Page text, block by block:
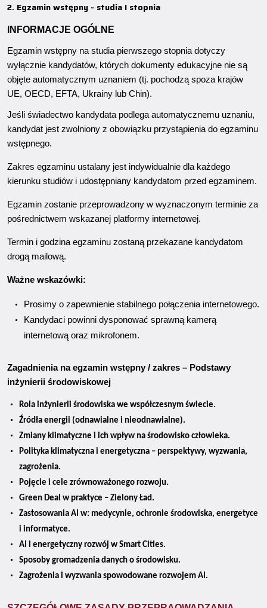
2. Egzamin wstępny - studia I stopnia
INFORMACJE OGÓLNE
Egzamin wstępny na studia pierwszego stopnia dotyczy
wyłącznie kandydatów, których dokumenty edukacyjne nie są
objęte automatycznym uznaniem (tj. pochodzą spoza krajów
UE, OECD, EFTA, Ukrainy lub Chin).
Jeśli świadectwo kandydata podlega automatycznemu uznaniu,
kandydat jest zwolniony z obowiązku przystąpienia do egzaminu
wstępnego.
Zakres egzaminu ustalany jest indywidualnie dla każdego
kierunku studiów i udostępniany kandydatom przed egzaminem.
Egzamin zostanie przeprowadzony w wyznaczonym terminie za
pośrednictwem wskazanej platformy internetowej.
Termin i godzina egzaminu zostaną przekazane kandydatom
drogą mailową.
Ważne wskazówki:
Prosimy o zapewnienie stabilnego połączenia internetowego.
Kandydaci powinni dysponować sprawną kamerą
internetową oraz mikrofonem.
Zagadnienia na egzamin wstępny / zakres – Podstawy
inżynierii środowiskowej
Rola inżynierii środowiska we współczesnym świecie.
Źródła energii (odnawialne i nieodnawialne).
Zmiany klimatyczne i ich wpływ na środowisko człowieka.
Polityka klimatyczna i energetyczna – perspektywy, wyzwania,
zagrożenia.
Pojęcie i cele zrównoważonego rozwoju.
Green Deal w praktyce – Zielony Ład.
Zastosowania AI w: medycynie, ochronie środowiska, energetyce
i informatyce.
AI i energetyczny rozwój w Smart Cities.
Sposoby gromadzenia danych o środowisku.
Zagrożenia i wyzwania spowodowane rozwojem AI.